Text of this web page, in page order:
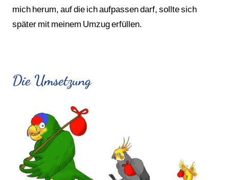
mich herum, auf die ich aufpassen darf, sollte sich
später mit meinem Umzug erfüllen.
Die Umsetzung